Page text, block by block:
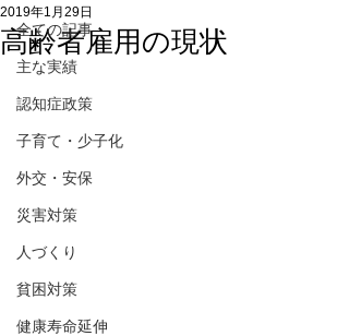
全ての記事
主な実績
認知症政策
子育て・少子化
外交・安保
災害対策
人づくり
貧困対策
健康寿命延伸
高齢者雇用の現状
2019年1月29日